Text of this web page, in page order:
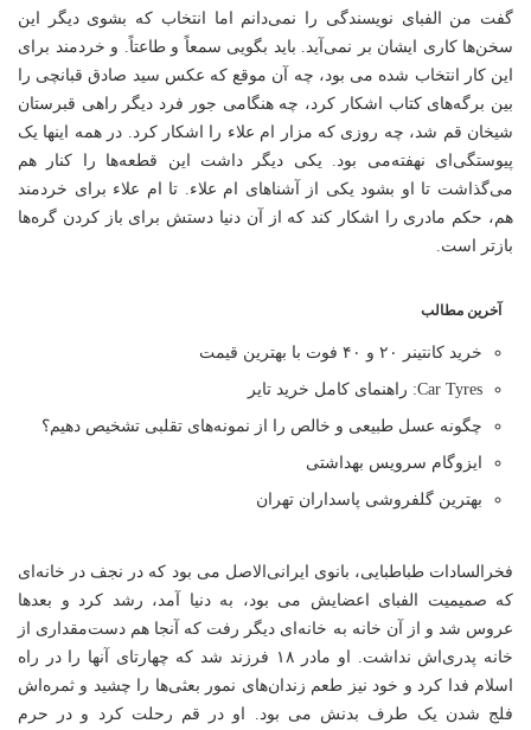
گفت من الفبای نویسندگی را نمی‌دانم اما انتخاب که بشوی دیگر این
سخن‌ها کاری ایشان بر نمی‌آید. باید بگویی سمعاً و طاعتاً. و خردمند برای
این کار انتخاب شده می بود، چه آن موقع که عکس سید صادق قبانچی را
بین برگه‌های کتاب اشکار کرد، چه هنگامی جور فرد دیگر راهی قبرستان
شیخان قم شد، چه روزی که مزار ام علاء را اشکار کرد. در همه اینها یک
پیوستگی‌ای نهفته‌می بود. یکی دیگر داشت این قطعه‌ها را کنار هم
می‌گذاشت تا او بشود یکی از آشناهای ام علاء. تا ام علاء برای خردمند
هم، حکم مادری را اشکار کند که از آن دنیا دستش برای باز کردن گره‌ها
بازتر است.
آخرین مطالب
خرید کانتینر ۲۰ و ۴۰ فوت با بهترین قیمت
Car Tyres: راهنمای کامل خرید تایر
چگونه عسل طبیعی و خالص را از نمونه‌های تقلبی تشخیص دهیم؟
ایزوگام سرویس بهداشتی
بهترین گلفروشی پاسداران تهران
فخرالسادات طباطبایی، بانوی ایرانی‌الاصل می بود که در نجف در خانه‌ای
که صمیمیت الفبای اعضایش می بود، به دنیا آمد، رشد کرد و بعدها
عروس شد و از آن خانه به خانه‌ای دیگر رفت که آنجا هم دست‌مقداری از
خانه پدری‌اش نداشت. او مادر ۱۸ فرزند شد که چهارتای آنها را در راه
اسلام فدا کرد و خود نیز طعم زندان‌های نمور بعثی‌ها را چشید و ثمره‌اش
فلج شدن یک طرف بدنش می بود. او در قم رحلت کرد و در حرم